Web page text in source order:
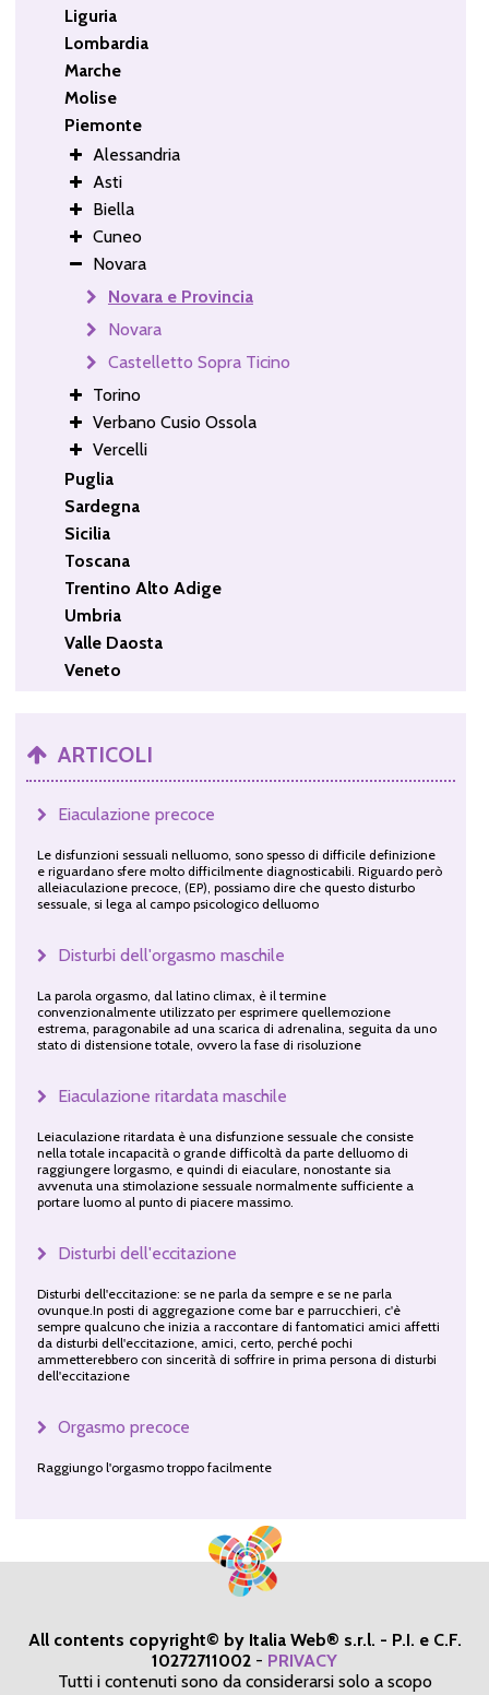
Liguria
Lombardia
Marche
Molise
Piemonte
Alessandria
Asti
Biella
Cuneo
Novara
Novara e Provincia
Novara
Castelletto Sopra Ticino
Torino
Verbano Cusio Ossola
Vercelli
Puglia
Sardegna
Sicilia
Toscana
Trentino Alto Adige
Umbria
Valle Daosta
Veneto
ARTICOLI
Eiaculazione precoce
Le disfunzioni sessuali nelluomo, sono spesso di difficile definizione
e riguardano sfere molto difficilmente diagnosticabili. Riguardo però
alleiaculazione precoce, (EP), possiamo dire che questo disturbo
sessuale, si lega al campo psicologico delluomo
Disturbi dell'orgasmo maschile
La parola orgasmo, dal latino climax, è il termine
convenzionalmente utilizzato per esprimere quellemozione
estrema, paragonabile ad una scarica di adrenalina, seguita da uno
stato di distensione totale, ovvero la fase di risoluzione
Eiaculazione ritardata maschile
Leiaculazione ritardata è una disfunzione sessuale che consiste
nella totale incapacità o grande difficoltà da parte delluomo di
raggiungere lorgasmo, e quindi di eiaculare, nonostante sia
avvenuta una stimolazione sessuale normalmente sufficiente a
portare luomo al punto di piacere massimo.
Disturbi dell'eccitazione
Disturbi dell'eccitazione: se ne parla da sempre e se ne parla
ovunque.In posti di aggregazione come bar e parrucchieri, c'è
sempre qualcuno che inizia a raccontare di fantomatici amici affetti
da disturbi dell'eccitazione, amici, certo, perché pochi
ammetterebbero con sincerità di soffrire in prima persona di disturbi
dell'eccitazione
Orgasmo precoce
Raggiungo l'orgasmo troppo facilmente
All contents copyright© by Italia Web® s.r.l. - P.I. e C.F.
10272711002 - PRIVACY
Tutti i contenuti sono da considerarsi solo a scopo